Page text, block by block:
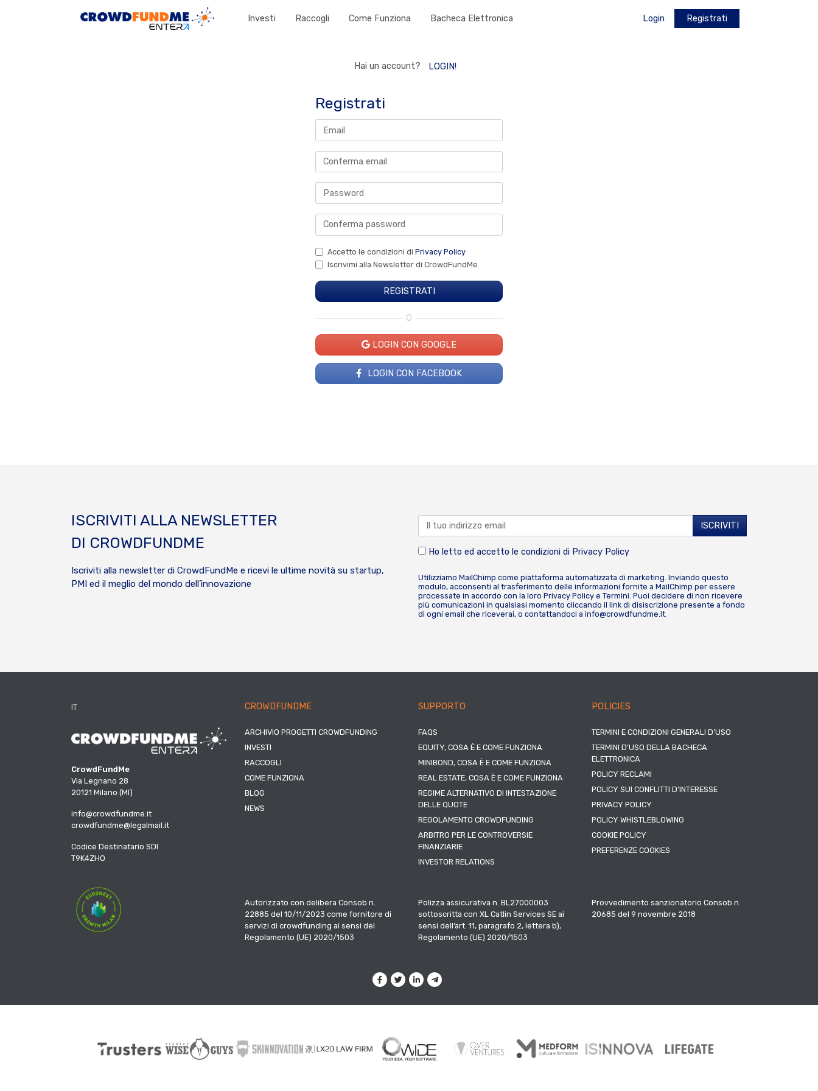
Investi Raccogli Come Funziona Bacheca Elettronica Login Registrati
Hai un account? LOGIN!
Registrati
Accetto le condizioni di Privacy Policy
Iscrivimi alla Newsletter di CrowdFundMe
O
LOGIN CON GOOGLE
LOGIN CON FACEBOOK
ISCRIVITI ALLA NEWSLETTER
DI CROWDFUNDME
Iscriviti alla newsletter di CrowdFundMe e ricevi le ultime novità su startup,
PMI ed il meglio del mondo dell’innovazione
Ho letto ed accetto le condizioni di Privacy Policy
Utilizziamo MailChimp come piattaforma automatizzata di marketing. Inviando questo
modulo, acconsenti al trasferimento delle informazioni fornite a MailChimp per essere
processate in accordo con la loro Privacy Policy e Termini. Puoi decidere di non ricevere
più comunicazioni in qualsiasi momento cliccando il link di disiscrizione presente a fondo
di ogni email che riceverai, o contattandoci a info@crowdfundme.it.
IT
CrowdFundMe
Via Legnano 28
20121 Milano (MI)
info@crowdfundme.it
crowdfundme@legalmail.it
Codice Destinatario SDI
T9K4ZHO
CROWDFUNDME
ARCHIVIO PROGETTI CROWDFUNDING
INVESTI
RACCOGLI
COME FUNZIONA
BLOG
NEWS
SUPPORTO
FAQS
EQUITY, COSA È E COME FUNZIONA
MINIBOND, COSA È E COME FUNZIONA
REAL ESTATE, COSA È E COME FUNZIONA
REGIME ALTERNATIVO DI INTESTAZIONE
DELLE QUOTE
REGOLAMENTO CROWDFUNDING
ARBITRO PER LE CONTROVERSIE
FINANZIARIE
INVESTOR RELATIONS
POLICIES
TERMINI E CONDIZIONI GENERALI D’USO
TERMINI D’USO DELLA BACHECA
ELETTRONICA
POLICY RECLAMI
POLICY SUI CONFLITTI D’INTERESSE
PRIVACY POLICY
POLICY WHISTLEBLOWING
COOKIE POLICY
PREFERENZE COOKIES
Autorizzato con delibera Consob n.
22885 del 10/11/2023 come fornitore di
servizi di crowdfunding ai sensi del
Regolamento (UE) 2020/1503
Polizza assicurativa n. BL27000003
sottoscritta con XL Catlin Services SE ai
sensi dell’art. 11, paragrafo 2, lettera b),
Regolamento (UE) 2020/1503
Provvedimento sanzionatorio Consob n.
20685 del 9 novembre 2018